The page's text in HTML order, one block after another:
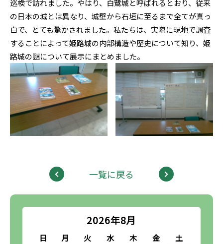
2026年8月
日 月 火 水 木 金
土
巡検で訪れました。やはり、白鷺城と呼ばれるとおり、従来
の日本の城とは異なり、城壁から石垣に至るまで全てが真っ
白で、とても驚かされました。私たちは、実際に現地で調査
することによって姫路城の内部構造や歴史について知り、姫
路城の謎について展示にまとめました。
一覧に戻る